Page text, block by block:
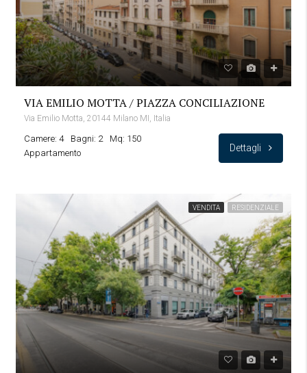
VIA EMILIO MOTTA / PIAZZA CONCILIAZIONE
Via Emilio Motta, 20144 Milano MI, Italia
Camere: 4 Bagni: 2
Mq: 150
Appartamento
Dettagli
VENDITA RESIDENZIALE